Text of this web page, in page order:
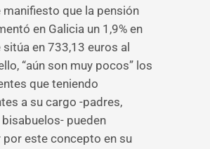
manifiesto que la pensión
en Galicia un 1,9% en
sitúa en 733,13 euros al
“aún son muy pocos” los
que teniendo
a su cargo -padres,
pueden
por este concepto en su